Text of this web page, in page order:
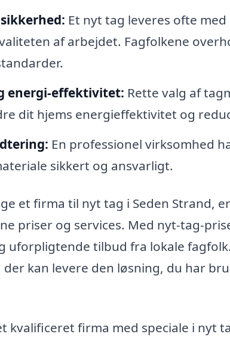
Et nyt tag leveres ofte
af arbejdet. Fagfolkene
energi-effektivitet: Rette valg af
dit hjems energieffektivitet og
En professionel virksomhed
sikkert og ansvarligt.
et firma til nyt tag i Seden Strand,
priser og services. Med nyt-tag-
uforpligtende tilbud fra lokale
kan levere den løsning, du har
kvalificeret firma med speciale i nyt